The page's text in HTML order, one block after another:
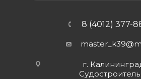
8 (4012) 377-
г.